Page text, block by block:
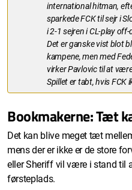
international hitman,
sparkede FCK til sejr i
i 2-1 sejren i CL-play
Det er ganske vist blot
kampene, men med
virker Pavlovic til at
Spillet er tabt, hvis FCK
Bookmakerne: Tæt
Det kan blive meget tæt
mens der er ikke er de store
eller Sheriff vil være i stand til
førsteplads.